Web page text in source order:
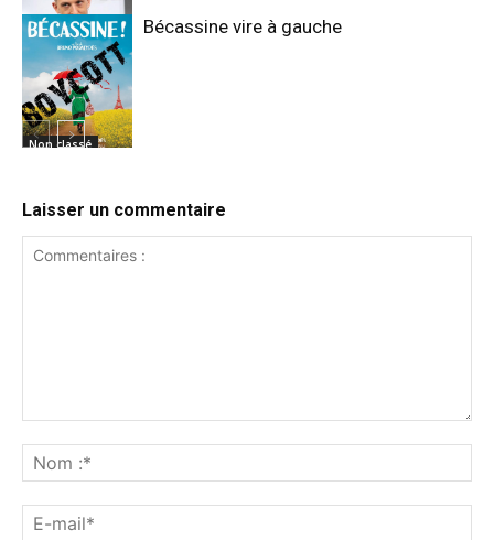
Non classé
Non classé
Bécassine vire à gauche
Laisser un commentaire